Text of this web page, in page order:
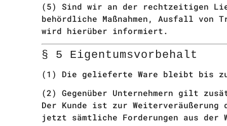
(5) Sind wir an der rechtzeitigen
behördliche Maßnahmen, Ausfall
wird hierüber informiert.
§ 5 Eigentumsvorbehalt
(1) Die gelieferte Ware bleibt bis
(2) Gegenüber Unternehmern gilt
Der Kunde ist zur
jetzt sämtliche Forderungen aus der